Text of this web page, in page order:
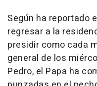
Según ha reportado
regresar a la
presidir como cada
general de los
Pedro, el Papa ha